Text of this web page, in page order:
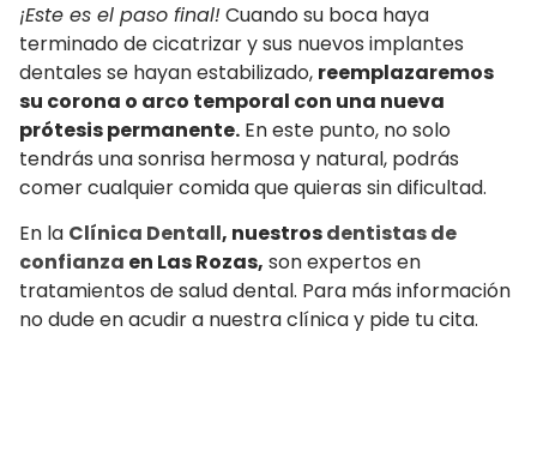
¡Este es el paso final!Cuando su boca haya
terminado de cicatrizar y sus nuevos implantes
dentales se hayan estabilizado, reemplazaremos
su corona o arco temporal con una nueva
prótesis permanente. En este punto, no solo
tendrás una sonrisa hermosa y natural, podrás
comer cualquier comida que quieras sin dificultad.
En la Clínica Dentall, nuestrosdentistas de
confianza en Las Rozas, son expertos en
tratamientos de salud dental. Para más información
no dude en acudir a nuestra clínica y pide tu cita.